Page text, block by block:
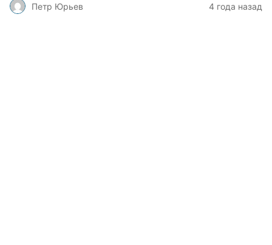
Петр Юрьев 4 года назад